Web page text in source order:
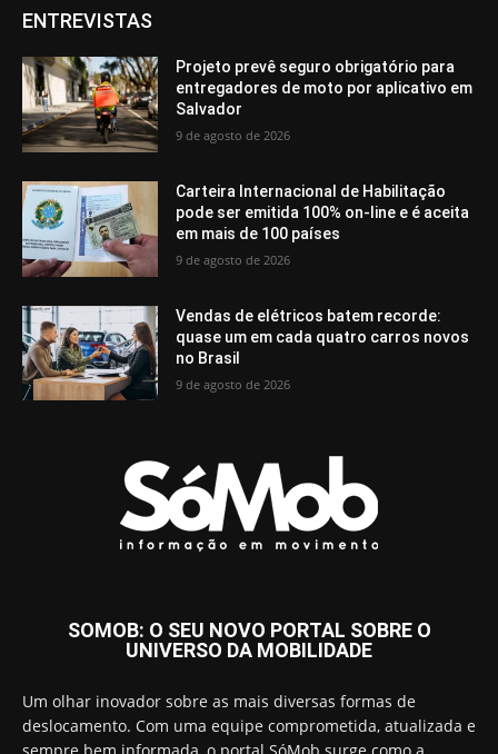
ENTREVISTAS
Projeto prevê seguro obrigatório para
entregadores de moto por aplicativo em
Salvador
9 de agosto de 2026
Carteira Internacional de Habilitação
pode ser emitida 100% on-line e é aceita
em mais de 100 países
9 de agosto de 2026
Vendas de elétricos batem recorde:
quase um em cada quatro carros novos
no Brasil
9 de agosto de 2026
SOMOB: O SEU NOVO PORTAL SOBRE O
UNIVERSO DA MOBILIDADE
Um olhar inovador sobre as mais diversas formas de
deslocamento. Com uma equipe comprometida, atualizada e